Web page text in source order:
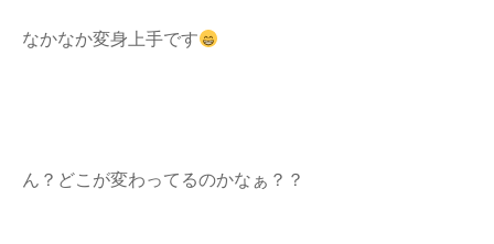
なかなか変身上手です
ん？どこが変わってるのかなぁ？？